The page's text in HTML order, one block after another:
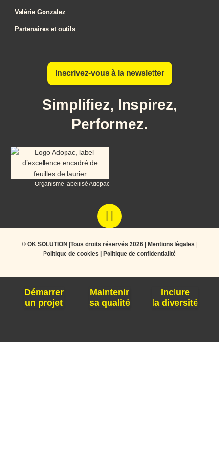
Valérie Gonzalez
Partenaires et outils
Inscrivez-vous à la newsletter
Simplifiez, Inspirez,
Performez.
Organisme labellisé Adopac
© OK SOLUTION |Tous droits réservés 2026 | Mentions légales
Politique de cookies
Politique de confidentialité
Démarrer
un projet
Maintenir
sa qualité
Inclure
la diversité